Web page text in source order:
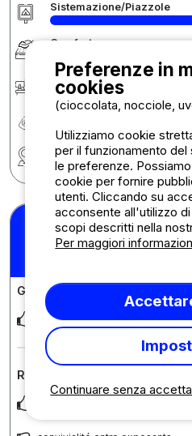
Sistemazione/Piazzole
Comfort
Reception
Rapporto qualità/prezzo
Regione
Patrick D.
Pubblicato il 16/07/2026
Soggiorno : 04/07/
Giudizi sul campeggio :
très bon accueil
Recensione sull'alloggio :
Continuare senza
Preferenze in
cookies
(cioccolata, nocciole,
Utilizziamo cookie
per il funzionamento
le preferenze.
cookie per fornire
utenti. Cliccando su
acconsente all'utilizzo
scopi descritti nella
Per maggiori